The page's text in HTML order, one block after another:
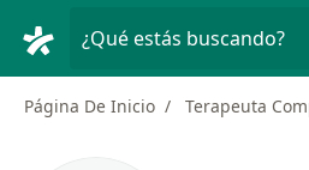
¿Qué estás buscando?
Página De Inicio Terapeuta